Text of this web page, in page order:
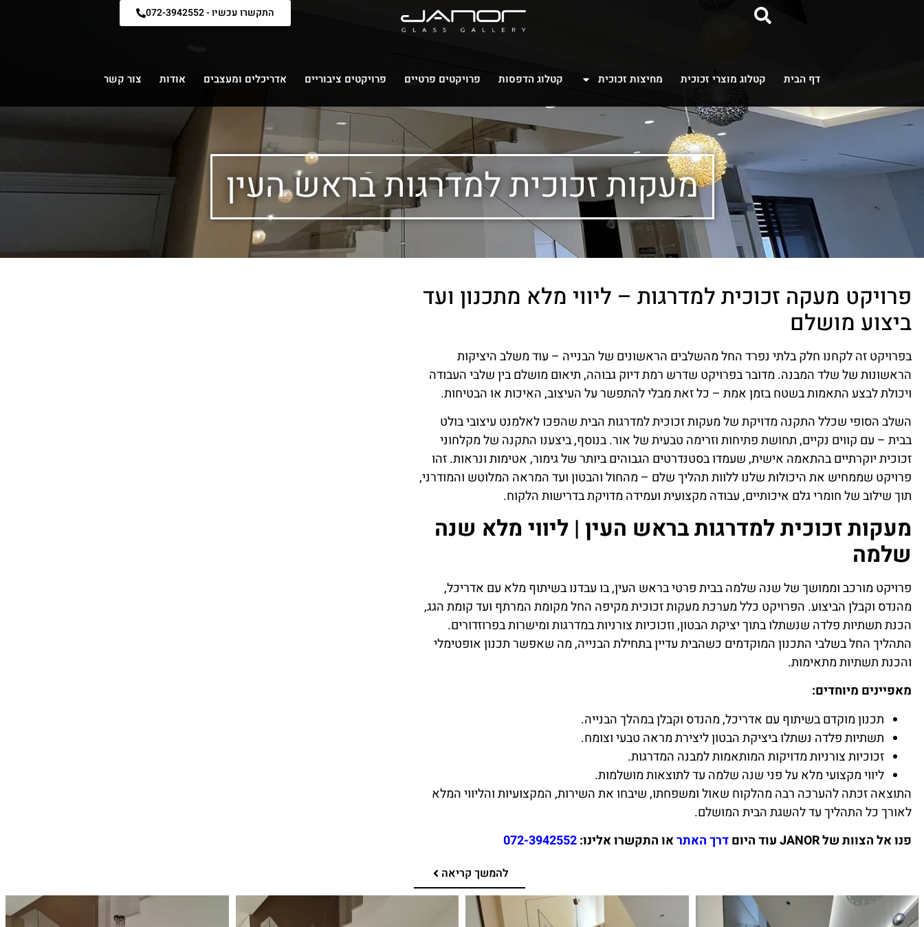
התקשרו עכשיו - 072-3942552
דף הבית קטלוג מוצרי זכוכית מחיצות זכוכית קטלוג הדפסות פרויקטים פרטיים פרויקטים ציבוריים אדריכלים ומעצבים אודות צור קשר
מעקות זכוכית למדרגות בראש העין
פרויקט מעקה זכוכית למדרגות – ליווי מלא מתכנון ועד
ביצוע מושלם
בפרויקט זה לקחנו חלק בלתי נפרד החל מהשלבים הראשונים של הבנייה – עוד משלב היציקות
הראשונות של שלד המבנה. מדובר בפרויקט שדרש רמת דיוק גבוהה, תיאום מושלם בין שלבי העבודה
ויכולת לבצע התאמות בשטח בזמן אמת – כל זאת מבלי להתפשר על העיצוב, האיכות או הבטיחות.
השלב הסופי שכלל התקנה מדויקת של מעקות זכוכית למדרגות הבית שהפכו לאלמנט עיצובי בולט
בבית – עם קווים נקיים, תחושת פתיחות וזרימה טבעית של אור. בנוסף, ביצענו התקנה של מקלחוני
זכוכית יוקרתיים בהתאמה אישית, שעמדו בסטנדרטים הגבוהים ביותר של גימור, אטימות ונראות. זהו
פרויקט שממחיש את היכולות שלנו ללוות תהליך שלם – מהחול והבטון ועד המראה המלוטש והמודרני,
תוך שילוב של חומרי גלם איכותיים, עבודה מקצועית ועמידה מדויקת בדרישות הלקוח.
מעקות זכוכית למדרגות בראש העין | ליווי מלא שנה
שלמה
פרויקט מורכב וממושך של שנה שלמה בבית פרטי בראש העין, בו עבדנו בשיתוף מלא עם אדריכל,
מהנדס וקבלן הביצוע. הפרויקט כלל מערכת מעקות זכוכית מקיפה החל מקומת המרתף ועד קומת הגג,
הכנת תשתיות פלדה שנשתלו בתוך יציקת הבטון, וזכוכיות צורניות במדרגות ומישרות בפרוזדורים.
התהליך החל בשלבי התכנון המוקדמים כשהבית עדיין בתחילת הבנייה, מה שאפשר תכנון אופטימלי
והכנת תשתיות מתאימות.
מאפיינים מיוחדים:
תכנון מוקדם בשיתוף עם אדריכל, מהנדס וקבלן במהלך הבנייה.
תשתיות פלדה נשתלו ביציקת הבטון ליצירת מראה טבעי וצומח.
זכוכיות צורניות מדויקות המותאמות למבנה המדרגות.
ליווי מקצועי מלא על פני שנה שלמה עד לתוצאות מושלמות.
התוצאה זכתה להערכה רבה מהלקוח שאול ומשפחתו, שיבחו את השירות, המקצועיות והליווי המלא
לאורך כל התהליך עד להשגת הבית המושלם.
פנו אל הצוות של JANOR עוד היום
דרך האתראו התקשרו אלינו:072-3942552
להמשך קריאה